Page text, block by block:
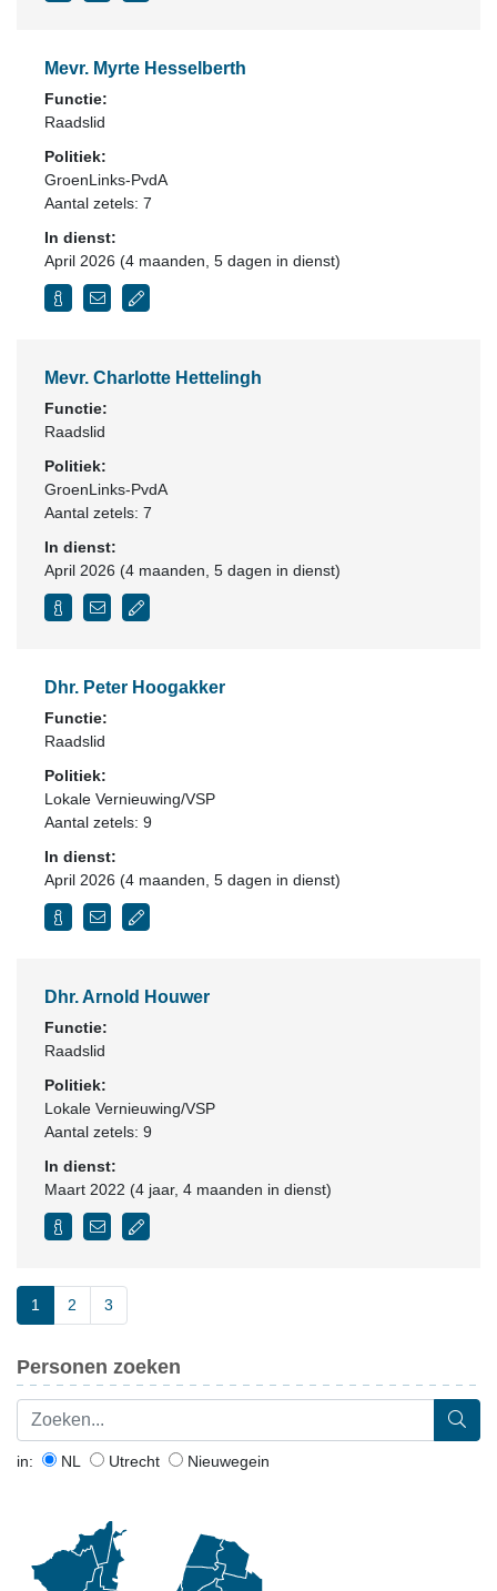
Mevr. Myrte Hesselberth
Functie:
Raadslid
Politiek:
GroenLinks-PvdA
Aantal zetels: 7
In dienst:
April 2026 (4 maanden, 5 dagen in dienst)
Mevr. Charlotte Hettelingh
Functie:
Raadslid
Politiek:
GroenLinks-PvdA
Aantal zetels: 7
In dienst:
April 2026 (4 maanden, 5 dagen in dienst)
Dhr. Peter Hoogakker
Functie:
Raadslid
Politiek:
Lokale Vernieuwing/VSP
Aantal zetels: 9
In dienst:
April 2026 (4 maanden, 5 dagen in dienst)
Dhr. Arnold Houwer
Functie:
Raadslid
Politiek:
Lokale Vernieuwing/VSP
Aantal zetels: 9
In dienst:
Maart 2022 (4 jaar, 4 maanden in dienst)
1 2 3
Personen zoeken
in: NL Utrecht Nieuwegein